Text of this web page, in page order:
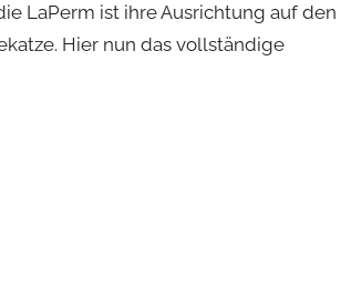
LaPerm ist ihre Ausrichtung auf den
Hier nun das vollständige